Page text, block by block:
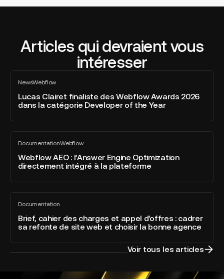
Articles qui devraient vous
intéresser
NewsWebflow
Tout
voir
Lucas Clairet finaliste des Webflow Awards 2026
dans la catégorie Developer of the Year
Lucas
Clairet
finaliste
des
dans
catégorie
Developer
of
the
DocumentationWebflow
Tout
voir
Webflow AEO : l’Answer Engine Optimization
directement intégré à la plateforme
Webflow
AEO
l’Answer
intégré
plateforme
Documentation
Tout
voir
Brief, cahier des charges et appel d'offres : cadrer
sa refonte de site web et choisir la bonne agence
Brief,
cahier
des
charges
Voir tous les articles